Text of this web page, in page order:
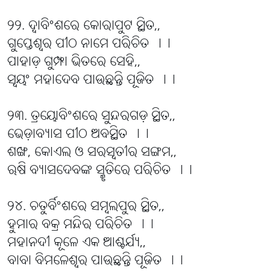
୨୨. ଦ୍ବାବିଂଶରେ କୋରାପୁଟ ସ୍ଥିତ,,
ଗୁପ୍ତେଶ୍ୱର ପୀଠ ନାମେ ପରିଚିତ ।।
ପାହାଡ଼ ଗୁମ୍ଫା ଭିତରେ ସେହି,,
ସ୍ୱୟଂ ମହାଦେବ ପାଉଛନ୍ତି ପୂଜିତ ।।
୨୩. ତ୍ରୟୋବିଂଶରେ ସୁନ୍ଦରଗଡ଼ ସ୍ଥିତ,,
ଭେଡ଼ାବ୍ୟାସ ପୀଠ ଅବସ୍ଥିତ ।।
ଶଙ୍ଖ, କୋଏଲ ଓ ସରସ୍ୱତୀର ସଙ୍ଗମ,,
ଋଷି ବ୍ୟାସଦେବଙ୍କ ସ୍ମୃତିରେ ପରିଚିତ ।।
୨୪. ଚତୁର୍ବିଂଶରେ ସମ୍ବଲପୁର ସ୍ଥିତ,,
ହୁମାର ବକ୍ର ମନ୍ଦିର ପରିଚିତ ।।
ମହାନଦୀ କୂଳେ ଏକ ଆଶ୍ଚର୍ଯ୍ୟ,,
ବାବା ବିମଳେଶ୍ୱର ପାଉଛନ୍ତି ପୂଜିତ ।।